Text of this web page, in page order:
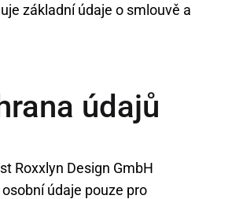
základní údaje o smlouvě a
údajů
Roxxlyn Design GmbH
údaje pouze pro